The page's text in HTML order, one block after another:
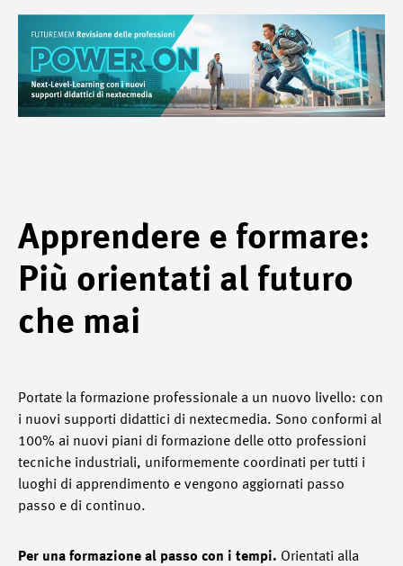
Apprendere e formare:
Più orientati al futuro
che mai
Portate la formazione professionale a un nuovo livello: con
i nuovi supporti didattici di nextecmedia. Sono conformi al
100% ai nuovi piani di formazione delle otto professioni
tecniche industriali, uniformemente coordinati per tutti i
luoghi di apprendimento e vengono aggiornati passo
passo e di continuo.
Per una formazione al passo con i tempi. Orientati alla